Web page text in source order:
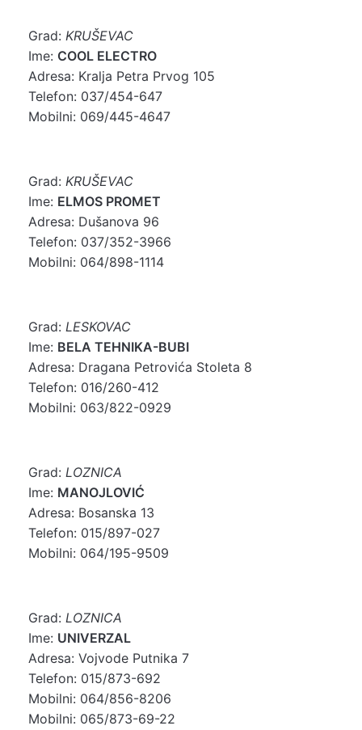
Grad: KRUŠEVAC
Ime: COOL ELECTRO
Adresa: Kralja Petra Prvog 105
Telefon: 037/454-647
Mobilni: 069/445-4647
Grad: KRUŠEVAC
Ime: ELMOS PROMET
Adresa: Dušanova 96
Telefon: 037/352-3966
Mobilni: 064/898-1114
Grad: LESKOVAC
Ime: BELA TEHNIKA-BUBI
Adresa: Dragana Petrovića Stoleta 8
Telefon: 016/260-412
Mobilni: 063/822-0929
Grad: LOZNICA
Ime: MANOJLOVIĆ
Adresa: Bosanska 13
Telefon: 015/897-027
Mobilni: 064/195-9509
Grad: LOZNICA
Ime: UNIVERZAL
Adresa: Vojvode Putnika 7
Telefon: 015/873-692
Mobilni: 064/856-8206
Mobilni: 065/873-69-22